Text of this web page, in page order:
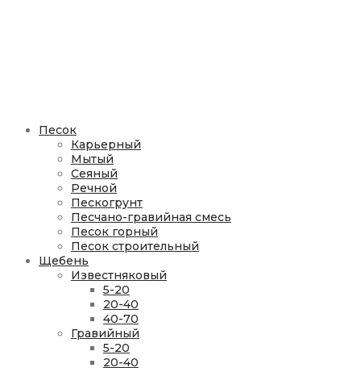
Песок
Карьерный
Мытый
Сеяный
Речной
Пескогрунт
Песчано-гравийная смесь
Песок горный
Песок строительный
Щебень
Известняковый
5-20
20-40
40-70
Гравийный
5-20
20-40